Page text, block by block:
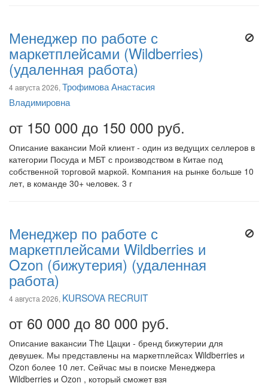
Менеджер по работе с
маркетплейсами (Wildberries)
(удаленная работа)
4 августа 2026, Трофимова Анастасия
Владимировна
от 150 000 до 150 000 руб.
Описание вакансии Мой клиент - один из ведущих селлеров в
категории Посуда и МБТ с производством в Китае под
собственной торговой маркой. Компания на рынке больше 10
лет, в команде 30+ человек. 3 г
Менеджер по работе с
маркетплейсами Wildberries и
Ozon (бижутерия) (удаленная
работа)
4 августа 2026, KURSOVA RECRUIT
от 60 000 до 80 000 руб.
Описание вакансии The Цацки - бренд бижутерии для
девушек. Мы представлены на маркетплейсах Wildberries и
Ozon более 10 лет. Сейчас мы в поиске Менеджера
Wildberries и Ozon , который сможет взя